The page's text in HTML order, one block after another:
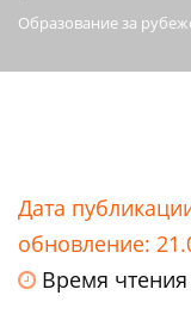
Образование за
Дата
обновление:
Время чтения